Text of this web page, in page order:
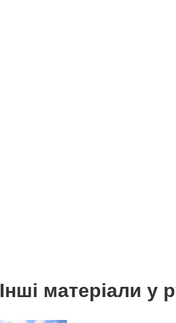
Інші матеріали у